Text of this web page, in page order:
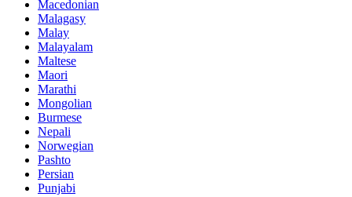
Macedonian
Malagasy
Malay
Malayalam
Maltese
Maori
Marathi
Mongolian
Burmese
Nepali
Norwegian
Pashto
Persian
Punjabi